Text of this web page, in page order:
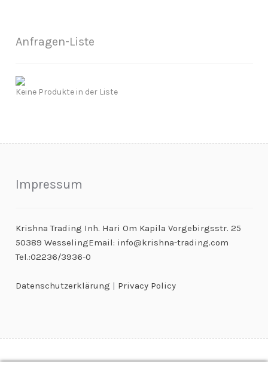
Anfragen-Liste
Keine Produkte in der Liste
Impressum
Krishna Trading Inh. Hari Om Kapila Vorgebirgsstr. 25
50389 WesselingEmail: info@krishna-trading.com
Tel.:02236/3936-0
Datenschutzerklärung | Privacy Policy